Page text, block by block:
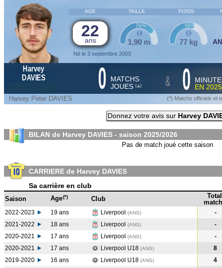
AGE TAILLE POIDS
22
ans
Né le 3 septembre 2003
1,90 m
76%
77 kg
56%
Harvey
DAVIES
0 MATCHS
JOUES (*) & 0
EN
Harvey Peter DAVIES (*) Matchs officiels et
Donnez votre avis sur Harvey
BILAN de Harvey DAVIES - saison 2025/2026
Pas de match joué cette saison
CARRIERE de Harvey DAVIES
Sa carrière en club
Saison Age(*) Club
Total
2022-2023 19 ans Liverpool (ANG)
-
2021-2022
18 ans Liverpool (ANG)
-
2020-2021
17 ans Liverpool (ANG)
-
2020-2021
17 ans Liverpool U18 (ANG)
8
2019-2020
16 ans Liverpool U18 (ANG)
4